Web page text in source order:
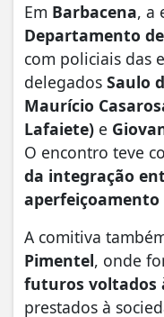
Em Barbacena, a
Departamento
com policiais das
delegados Saulo
Maurício
Lafaiete) e
O encontro teve
da integração
aperfeiçoamento
A comitiva
Pimentel, onde
futuros voltados
prestados à